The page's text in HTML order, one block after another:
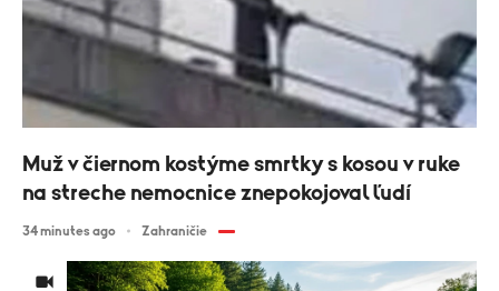
Muž v čiernom kostýme smrtky s kosou v ruke
na streche nemocnice znepokojoval ľudí
34 minutes ago Zahraničie